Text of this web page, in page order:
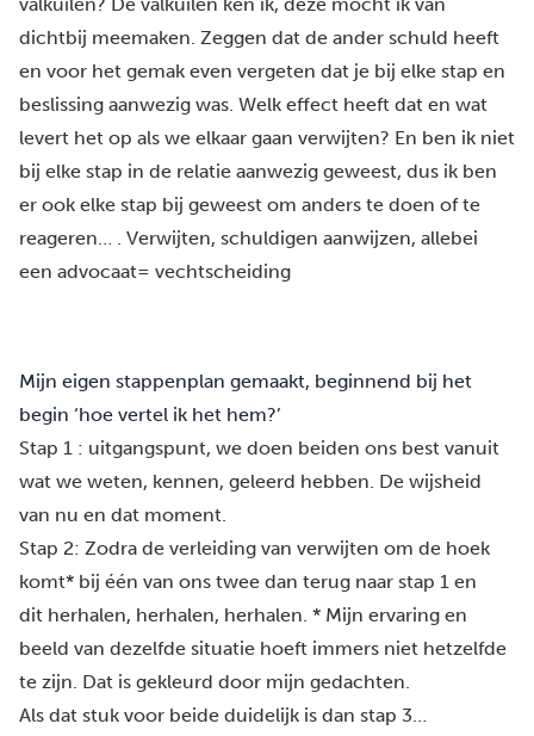
dichtbij meemaken. Zeggen dat de ander schuld heeft
en voor het gemak even vergeten dat je bij elke stap en
beslissing aanwezig was. Welk effect heeft dat en wat
levert het op als we elkaar gaan verwijten? En ben ik niet
bij elke stap in de relatie aanwezig geweest, dus ik ben
er ook elke stap bij geweest om anders te doen of te
reageren… . Verwijten, schuldigen aanwijzen, allebei
een advocaat= vechtscheiding
Mijn eigen stappenplan gemaakt, beginnend bij het
begin ‘hoe vertel ik het hem?’
Stap 1 : uitgangspunt, we doen beiden ons best vanuit
wat we weten, kennen, geleerd hebben. De wijsheid
van nu en dat moment.
Stap 2: Zodra de verleiding van verwijten om de hoek
komt* bij één van ons twee dan terug naar stap 1 en
dit herhalen, herhalen, herhalen. * Mijn ervaring en
beeld van dezelfde situatie hoeft immers niet hetzelfde
te zijn. Dat is gekleurd door mijn gedachten.
Als dat stuk voor beide duidelijk is dan stap 3…